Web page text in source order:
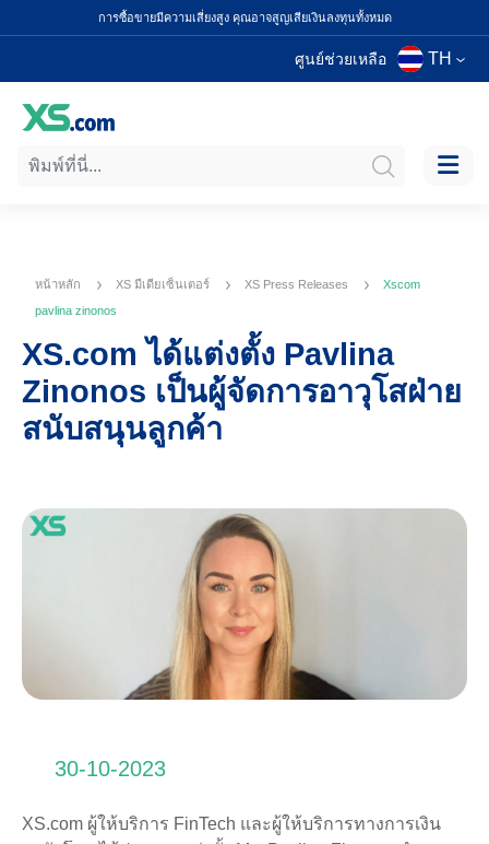
การซื้อขายมีความเสี่ยงสูง คุณอาจสูญเสียเงินลงทุนทั้งหมด
ศูนย์ช่วยเหลือ TH
หน้าหลัก XS มีเดียเซ็นเตอร์ XS Press Releases
Xscom
pavlina zinonos
XS.com ได้แต่งตั้ง Pavlina
Zinonos เป็นผู้จัดการอาวุโสฝ่าย
สนับสนุนลูกค้า
30-10-2023
XS.com ผู้ให้บริการ FinTech และผู้ให้บริการทางการเงิน